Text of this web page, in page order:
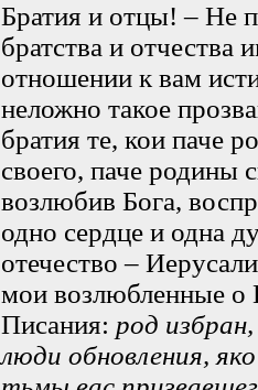
Братия и отцы! – Не
братства и отчества
отношении к вам
неложно такое
братия те, кои паче
своего, паче родины
возлюбив Бога,
одно сердце и одна
отечество –
мои возлюбленные о
Писания: род
люди обновления,